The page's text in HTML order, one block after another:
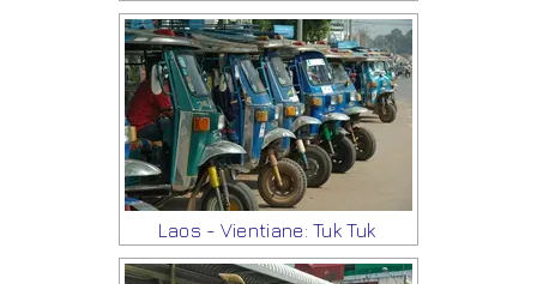
Laos - Vientiane: Tuk Tuk